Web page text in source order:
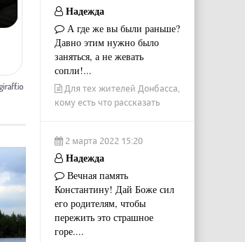
Надежда
А где же вы были раньше?
Давно этим нужно было
заняться, а не жевать
сопли!...
Для тех жителей Донбасса,
кому есть что рассказать
2 марта 2022 15:20
Надежда
Вечная память
Константину! Дай Боже сил
его родителям, чтобы
пережить это страшное
горе....